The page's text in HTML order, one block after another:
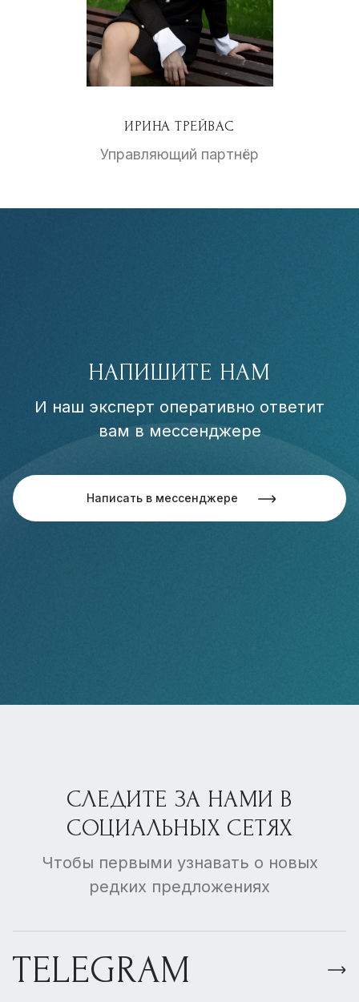
ИРИНА ТРЕЙВАС
Управляющий партнёр
НАПИШИТЕ НАМ
И наш эксперт оперативно ответит
вам в мессенджере
Написать в мессенджере
СЛЕДИТЕ ЗА НАМИ В
СОЦИАЛЬНЫХ СЕТЯХ
Чтобы первыми узнавать о новых
редких предложениях
TELEGRAM